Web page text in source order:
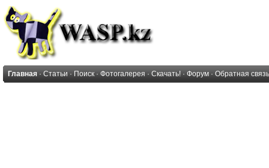
Главная · Статьи · Поиск · Фотогалерея · Скачать! · Форум · Обратная связь